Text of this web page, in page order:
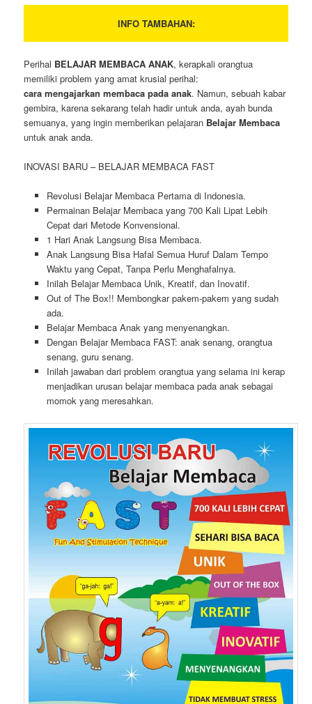
INFO TAMBAHAN:
Perihal BELAJAR MEMBACA ANAK, kerapkali orangtua
memiliki problem yang amat krusial perihal:
cara mengajarkan membaca pada anak. Namun, sebuah kabar
gembira, karena sekarang telah hadir untuk anda, ayah bunda
semuanya, yang ingin memberikan pelajaran Belajar Membaca
untuk anak anda.
INOVASI BARU – BELAJAR MEMBACA FAST
Revolusi Belajar Membaca Pertama di Indonesia.
Permainan Belajar Membaca yang 700 Kali Lipat Lebih
Cepat dari Metode Konvensional.
1 Hari Anak Langsung Bisa Membaca.
Anak Langsung Bisa Hafal Semua Huruf Dalam Tempo
Waktu yang Cepat, Tanpa Perlu Menghafalnya.
Inilah Belajar Membaca Unik, Kreatif, dan Inovatif.
Out of The Box!! Membongkar pakem-pakem yang sudah
ada.
Belajar Membaca Anak yang menyenangkan.
Dengan Belajar Membaca FAST: anak senang, orangtua
senang, guru senang.
Inilah jawaban dari problem orangtua yang selama ini kerap
menjadikan urusan belajar membaca pada anak sebagai
momok yang meresahkan.